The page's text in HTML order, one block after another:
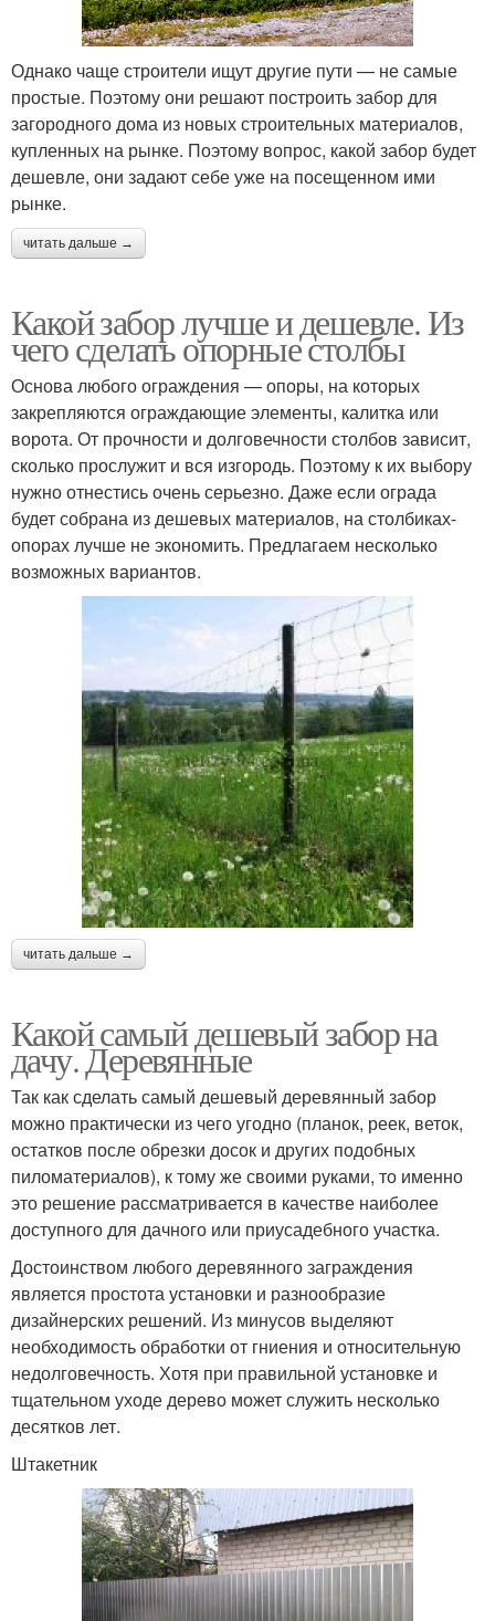
Однако чаще строители ищут другие пути — не самые
простые. Поэтому они решают построить забор для
загородного дома из новых строительных материалов,
купленных на рынке. Поэтому вопрос, какой забор будет
дешевле, они задают себе уже на посещенном ими
рынке.
читать дальше →
Какой забор лучше и дешевле. Из
чего сделать опорные столбы
Основа любого ограждения — опоры, на которых
закрепляются ограждающие элементы, калитка или
ворота. От прочности и долговечности столбов зависит,
сколько прослужит и вся изгородь. Поэтому к их выбору
нужно отнестись очень серьезно. Даже если ограда
будет собрана из дешевых материалов, на столбиках-
опорах лучше не экономить. Предлагаем несколько
возможных вариантов.
читать дальше →
Какой самый дешевый забор на
дачу. Деревянные
Так как сделать самый дешевый деревянный забор
можно практически из чего угодно (планок, реек, веток,
остатков после обрезки досок и других подобных
пиломатериалов), к тому же своими руками, то именно
это решение рассматривается в качестве наиболее
доступного для дачного или приусадебного участка.
Достоинством любого деревянного заграждения
является простота установки и разнообразие
дизайнерских решений. Из минусов выделяют
необходимость обработки от гниения и относительную
недолговечность. Хотя при правильной установке и
тщательном уходе дерево может служить несколько
десятков лет.
Штакетник